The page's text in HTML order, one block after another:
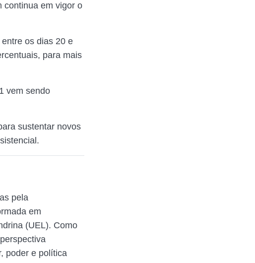
continua em vigor o
os dias 20 e
para mais
vem sendo
sustentar novos
pela
em
(UEL). Como
poder e política